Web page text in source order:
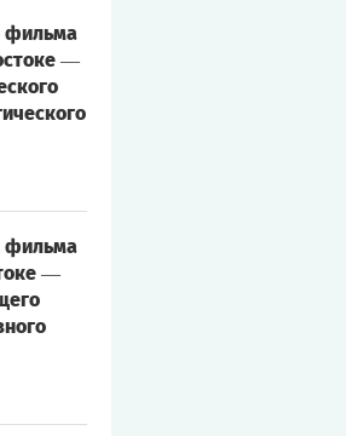
фильма
—
фильма
—